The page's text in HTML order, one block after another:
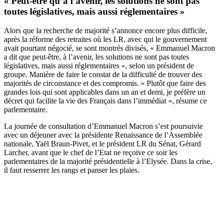
toutes législatives, mais aussi réglementaires »
Alors que la recherche de majorité s’annonce encore plus difficile,
après la réforme des retraites où les LR, avec qui le gouvernement
avait pourtant négocié, se sont montrés divisés, « Emmanuel Macron
a dit que peut-être, à l’avenir, les solutions ne sont pas toutes
législatives, mais aussi réglementaires », selon un président de
groupe. Manière de faire le constat de la difficulté de trouver des
majorités de circonstance et des compromis. « Plutôt que faire des
grandes lois qui sont applicables dans un an et demi, je préfère un
décret qui facilite la vie des Français dans l’immédiat », résume ce
parlementaire.
La journée de consultation d’Emmanuel Macron s’est poursuivie
avec un déjeuner avec la présidente Renaissance de l’Assemblée
nationale, Yaël Braun-Pivet, et le président LR du Sénat, Gérard
Larcher, avant que le chef de l’Etat ne reçoive ce soir les
parlementaires de la majorité présidentielle à l’Elysée. Dans la crise,
il faut resserrer les rangs et panser les plaies.